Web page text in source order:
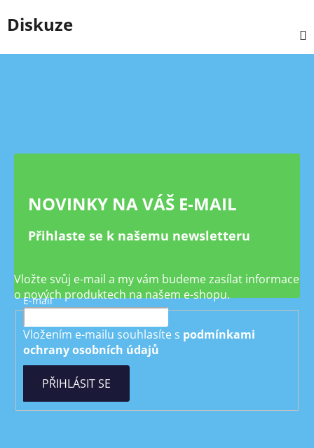
Diskuze
Z
NOVINKY NA VÁŠ E-MAIL
Přihlaste se k našemu newsletteru
Vložte svůj e-mail a my vám budeme zasílat informace
o nových produktech na našem e-shopu.
E-mail
Vložením e-mailu souhlasíte s podmínkami
ochrany osobních údajů
PŘIHLÁSIT SE